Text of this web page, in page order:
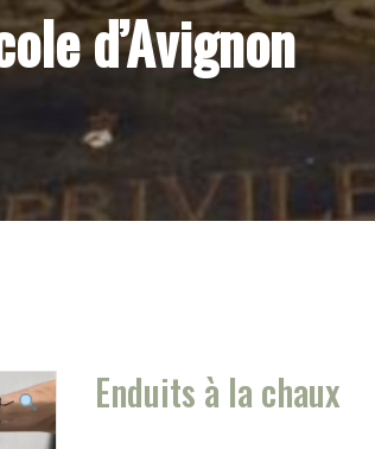
d’Avignon
Enduits à la chaux